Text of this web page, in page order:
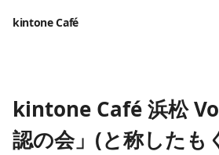
kintone Café
kintone Café 浜松
認の会」(と称した